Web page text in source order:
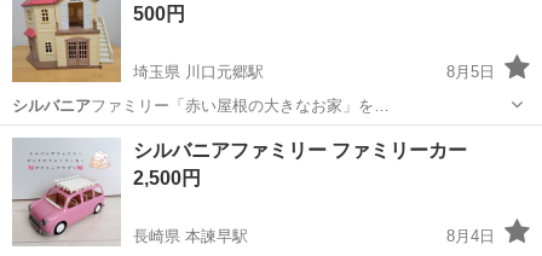
300円～の格安食堂あり！《佐...
500円
埼玉県 川口元郷駅
8月5日
シルバニアファミリー「赤い屋根の大きなお家」を…
埼玉 川口市 おもちゃ
シルバニアファミリー ファミリーカー
2,500円
長崎県 本諫早駅
8月4日